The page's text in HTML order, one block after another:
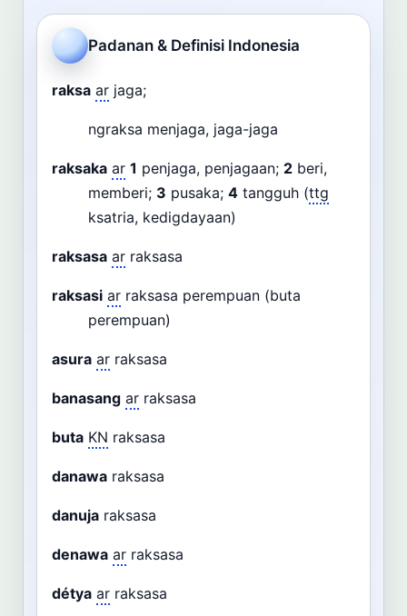
Dashboard Pencarian
Padanan & Definisi Indonesia
raksa ar jaga;
ngraksa menjaga, jaga-jaga
raksaka ar 1 penjaga, penjagaan; 2 beri,
memberi; 3 pusaka; 4 tangguh (ttg
ksatria, kedigdayaan)
raksasa ar raksasa
raksasi ar raksasa perempuan (buta
perempuan)
asura ar raksasa
banasang ar raksasa
buta KN raksasa
danawa raksasa
danuja raksasa
denawa ar raksasa
détya ar raksasa